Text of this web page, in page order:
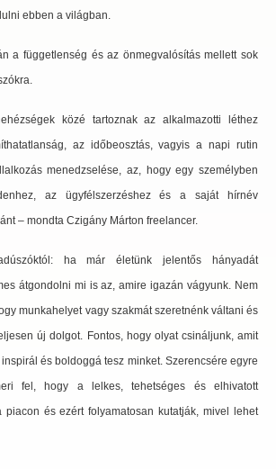
ebben a világban.
a függetlenség és az önmegvalósítás mellett sok
közé tartoznak az alkalmazotti léthez
az időbeosztás, vagyis a napi rutin
menedzselése, az, hogy egy személyben
az ügyfélszerzéshez és a saját hírnév
– mondta Czigány Márton freelancer.
ha már életünk jelentős hányadát
átgondolni mi is az, amire igazán vágyunk. Nem
munkahelyet vagy szakmát szeretnénk váltani és
új dolgot. Fontos, hogy olyat csináljunk, amit
és boldoggá tesz minket. Szerencsére egyre
fel, hogy a lelkes, tehetséges és elhivatott
piacon és ezért folyamatosan kutatják, mivel lehet